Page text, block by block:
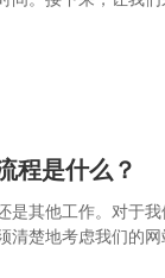
程是什么？
是其他工作。对于
清楚地考虑我们的网